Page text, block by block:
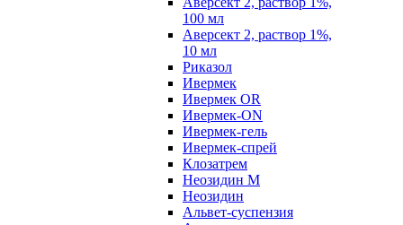
100 мл
Аверсект 2, раствор 1%,
10 мл
Риказол
Ивермек
Ивермек OR
Ивермек-ON
Ивермек-гель
Ивермек-спрей
Клозатрем
Неозидин М
Неозидин
Альвет-суспензия